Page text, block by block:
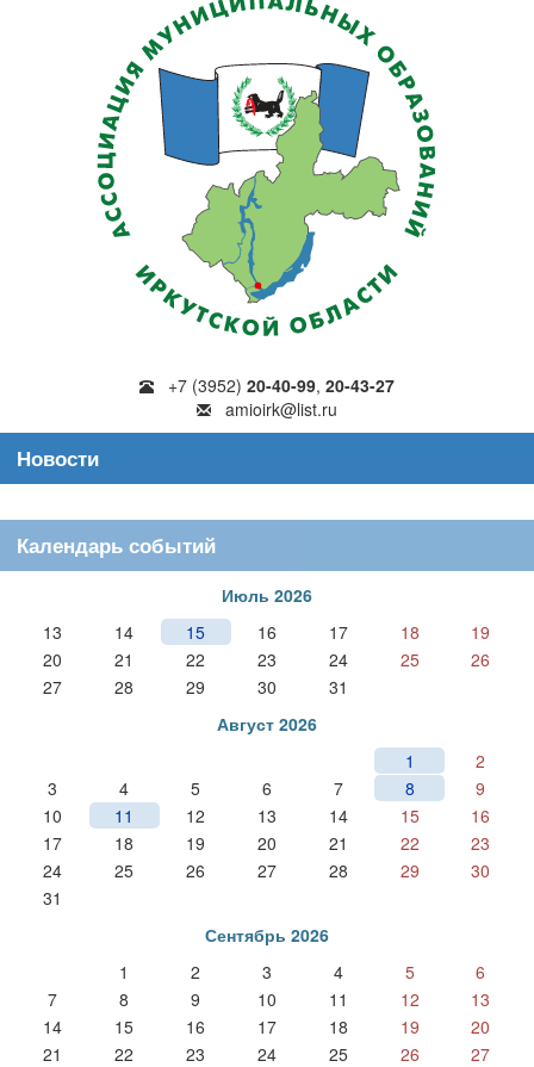
+7 (3952) 20-40-99, 20-43-27
amioirk@list.ru
Новости
Календарь событий
Июль 2026
13
14 15 16 17 18
19
20
21 22 23 24 25
26
27
28 29 30
31
Август 2026
1
2
3
4 5 6 7 8
9
10
11 12 13 14 15
16
17
18 19 20 21 22
23
24
25 26 27 28 29
30
31
Сентябрь 2026
1
2 3 4 5
6
7
8 9 10 11 12
13
14
15 16 17 18 19
20
21
22 23 24 25 26
27